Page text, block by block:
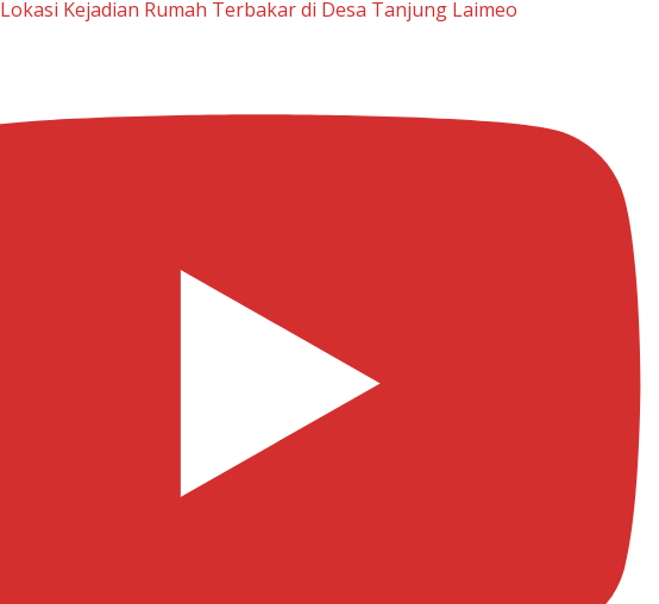
Lokasi Kejadian Rumah Terbakar di Desa Tanjung Laimeo